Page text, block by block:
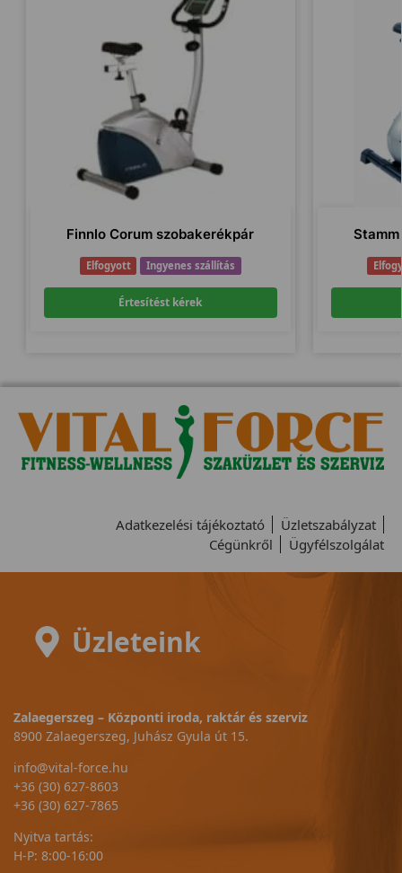
Finnlo Corum szobakerékpár
Elfogyott Ingyenes szállítás
Értesítést kérek
Adatkezelési tájékoztató
Üzletszabályzat
Cégünkről
Ügyfélszolgálat
Üzleteink
Zalaegerszeg – Központi iroda, raktár és szerviz
8900 Zalaegerszeg, Juhász Gyula út 15.
info@vital-force.hu
+36 (30) 627-8603
+36 (30) 627-7865
Nyitva tartás:
H-P: 8:00-16:00